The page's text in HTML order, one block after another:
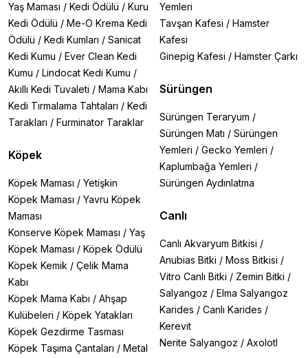
Yaş Maması / Kedi Ödülü / Kuru
Kedi Ödülü / Me-O Krema Kedi
Ödülü / Kedi Kumları / Sanicat
Kedi Kumu / Ever Clean Kedi
Kumu / Lindocat Kedi Kumu /
Akıllı Kedi Tuvaleti / Mama Kabı
Kedi Tırmalama Tahtaları / Kedi
Tarakları / Furminator Taraklar
Köpek
Köpek Maması / Yetişkin
Köpek Maması / Yavru Köpek
Maması
Konserve Köpek Maması / Yaş
Köpek Maması / Köpek Ödülü
Köpek Kemik / Çelik Mama
Kabı
Köpek Mama Kabı / Ahşap
Kulübeleri / Köpek Yatakları
Köpek Gezdirme Tasması
Köpek Taşıma Çantaları / Metal
Yemleri
Tavşan Kafesi / Hamster
Kafesi
Ginepig Kafesi / Hamster Çarkı
Sürüngen
Sürüngen Teraryum /
Sürüngen Matı / Sürüngen
Yemleri / Gecko Yemleri /
Kaplumbağa Yemleri /
Sürüngen Aydınlatma
Canlı
Canlı Akvaryum Bitkisi /
Anubias Bitki / Moss Bitkisi /
Vitro Canlı Bitki / Zemin Bitki /
Salyangoz / Elma Salyangoz
Karides / Canlı Karides /
Kerevit
Nerite Salyangoz / Axolotl